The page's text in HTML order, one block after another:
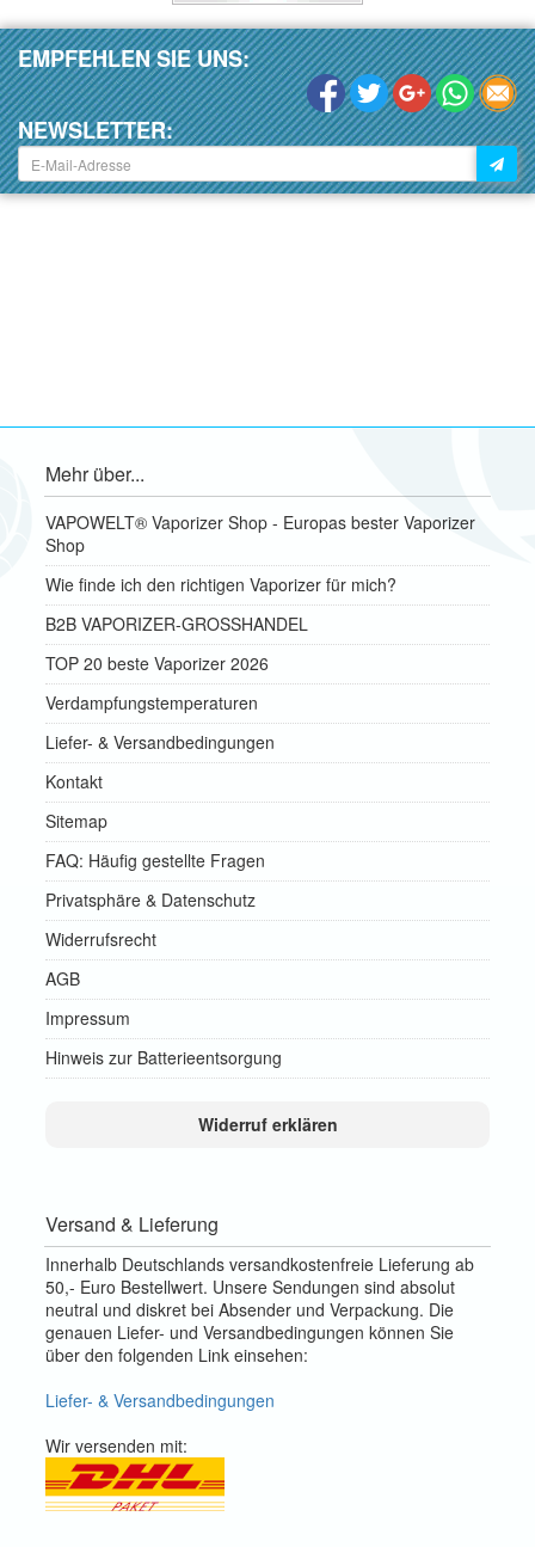
EMPFEHLEN SIE UNS:
NEWSLETTER:
Mehr über...
VAPOWELT® Vaporizer Shop - Europas bester Vaporizer
Shop
Wie finde ich den richtigen Vaporizer für mich?
B2B VAPORIZER-GROSSHANDEL
TOP 20 beste Vaporizer 2026
Verdampfungstemperaturen
Liefer- & Versandbedingungen
Kontakt
Sitemap
FAQ: Häufig gestellte Fragen
Privatsphäre & Datenschutz
Widerrufsrecht
AGB
Impressum
Hinweis zur Batterieentsorgung
Widerruf erklären
Versand & Lieferung
Innerhalb Deutschlands versandkostenfreie Lieferung ab
50,- Euro Bestellwert. Unsere Sendungen sind absolut
neutral und diskret bei Absender und Verpackung. Die
genauen Liefer- und Versandbedingungen können Sie
über den folgenden Link einsehen:
Liefer- & Versandbedingungen
Wir versenden mit: